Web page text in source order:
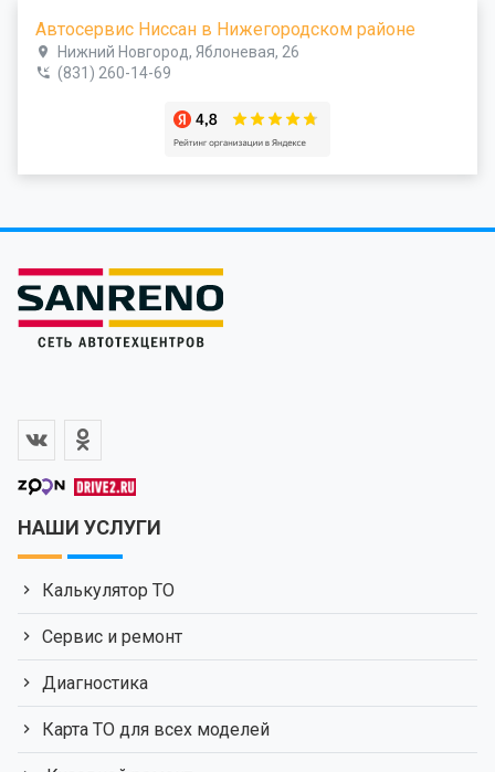
Автосервис Ниссан в Нижегородском районе
Нижний Новгород, Яблоневая, 26
(831) 260-14-69
НАШИ УСЛУГИ
Калькулятор ТО
Сервис и ремонт
Диагностика
Карта ТО для всех моделей